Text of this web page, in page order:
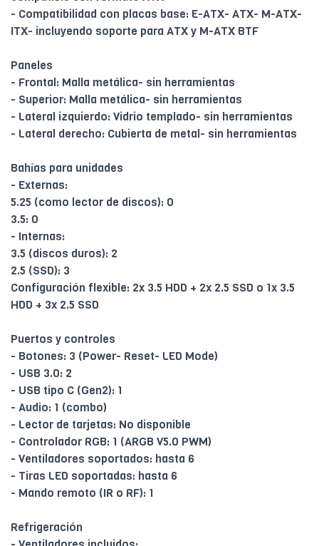
- Compatibilidad con placas base: E-ATX- ATX- M-ATX-
ITX- incluyendo soporte para ATX y M-ATX BTF
Paneles
- Frontal: Malla metálica- sin herramientas
- Superior: Malla metálica- sin herramientas
- Lateral izquierdo: Vidrio templado- sin herramientas
- Lateral derecho: Cubierta de metal- sin herramientas
Bahías para unidades
- Externas:
5.25 (como lector de discos): 0
3.5: 0
- Internas:
3.5 (discos duros): 2
2.5 (SSD): 3
Configuración flexible: 2x 3.5 HDD + 2x 2.5 SSD o 1x 3.5
HDD + 3x 2.5 SSD
Puertos y controles
- Botones: 3 (Power- Reset- LED Mode)
- USB 3.0: 2
- USB tipo C (Gen2): 1
- Audio: 1 (combo)
- Lector de tarjetas: No disponible
- Controlador RGB: 1 (ARGB V5.0 PWM)
- Ventiladores soportados: hasta 6
- Tiras LED soportadas: hasta 6
- Mando remoto (IR o RF): 1
Refrigeración